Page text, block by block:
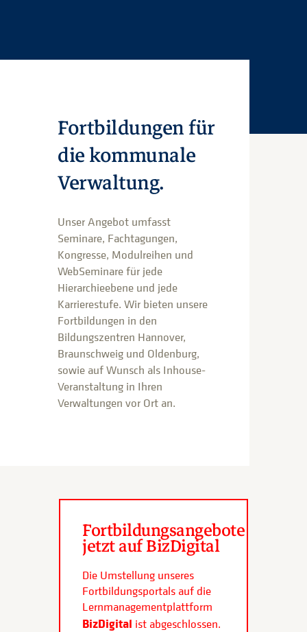
Fortbildungen für
die kommunale
Verwaltung.
Unser Angebot umfasst
Seminare, Fachtagungen,
Kongresse, Modulreihen und
WebSeminare für jede
Hierarchieebene und jede
Karrierestufe. Wir bieten unsere
Fortbildungen in den
Bildungszentren Hannover,
Braunschweig und Oldenburg,
sowie auf Wunsch als Inhouse-
Veranstaltung in Ihren
Verwaltungen vor Ort an.
Fortbildungsangebote
jetzt auf BizDigital
Die Umstellung unseres
Fortbildungsportals auf die
Lernmanagementplattform
BizDigital ist abgeschlossen.